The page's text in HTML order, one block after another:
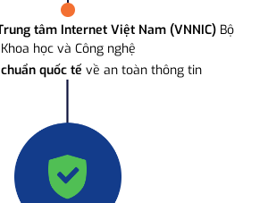
tâm Internet Việt Nam (VNNIC) Bộ
Khoa học và Công nghệ
quốc tế về an toàn thông tin